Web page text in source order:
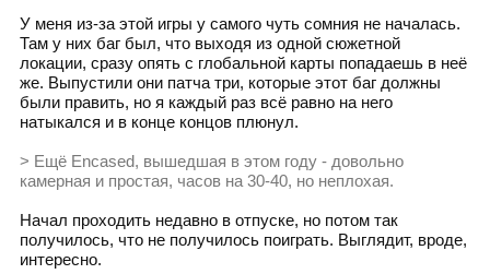
У меня из-за этой игры у самого чуть сомния не началась.
Там у них баг был, что выходя из одной сюжетной
локации, сразу опять с глобальной карты попадаешь в неё
же. Выпустили они патча три, которые этот баг должны
были править, но я каждый раз всё равно на него
натыкался и в конце концов плюнул.
> Ещё Encased, вышедшая в этом году - довольно
камерная и простая, часов на 30-40, но неплохая.
Начал проходить недавно в отпуске, но потом так
получилось, что не получилось поиграть. Выглядит, вроде,
интересно.